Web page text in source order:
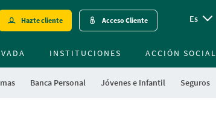
Hazte cliente Acceso Cliente Es
Banca Personal Jóvenes e Infantil Seguros
INSTITUCIONES ACCIÓN SOCIAL